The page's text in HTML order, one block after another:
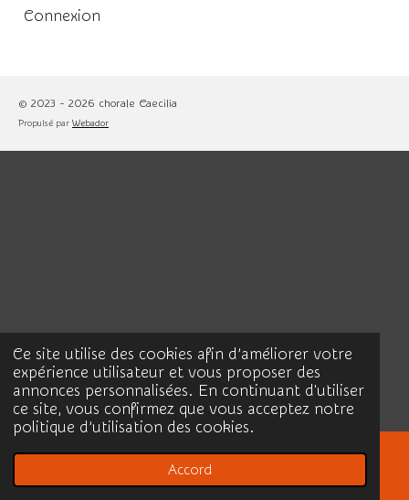
Ce site utilise des cookies afin d’améliorer votre
expérience utilisateur et vous proposer des
annonces personnalisées. En continuant d'utiliser
ce site, vous confirmez que vous acceptez notre
politique d’utilisation des cookies.
Accord
Connexion
© 2023 - 2026 chorale Caecilia
Propulsé par Webador
E-mail